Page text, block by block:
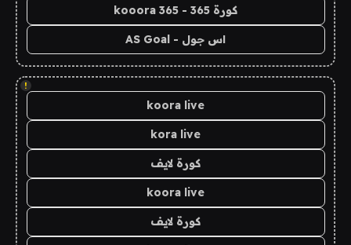
كورة 365 - kooora 365
اس جول - AS Goal
!
koora live
kora live
كورة لايف
koora live
كورة لايف